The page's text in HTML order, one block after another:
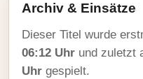
Archiv & Einsätze
Dieser Titel wurde
06:12 Uhr und zuletzt
Uhr gespielt.